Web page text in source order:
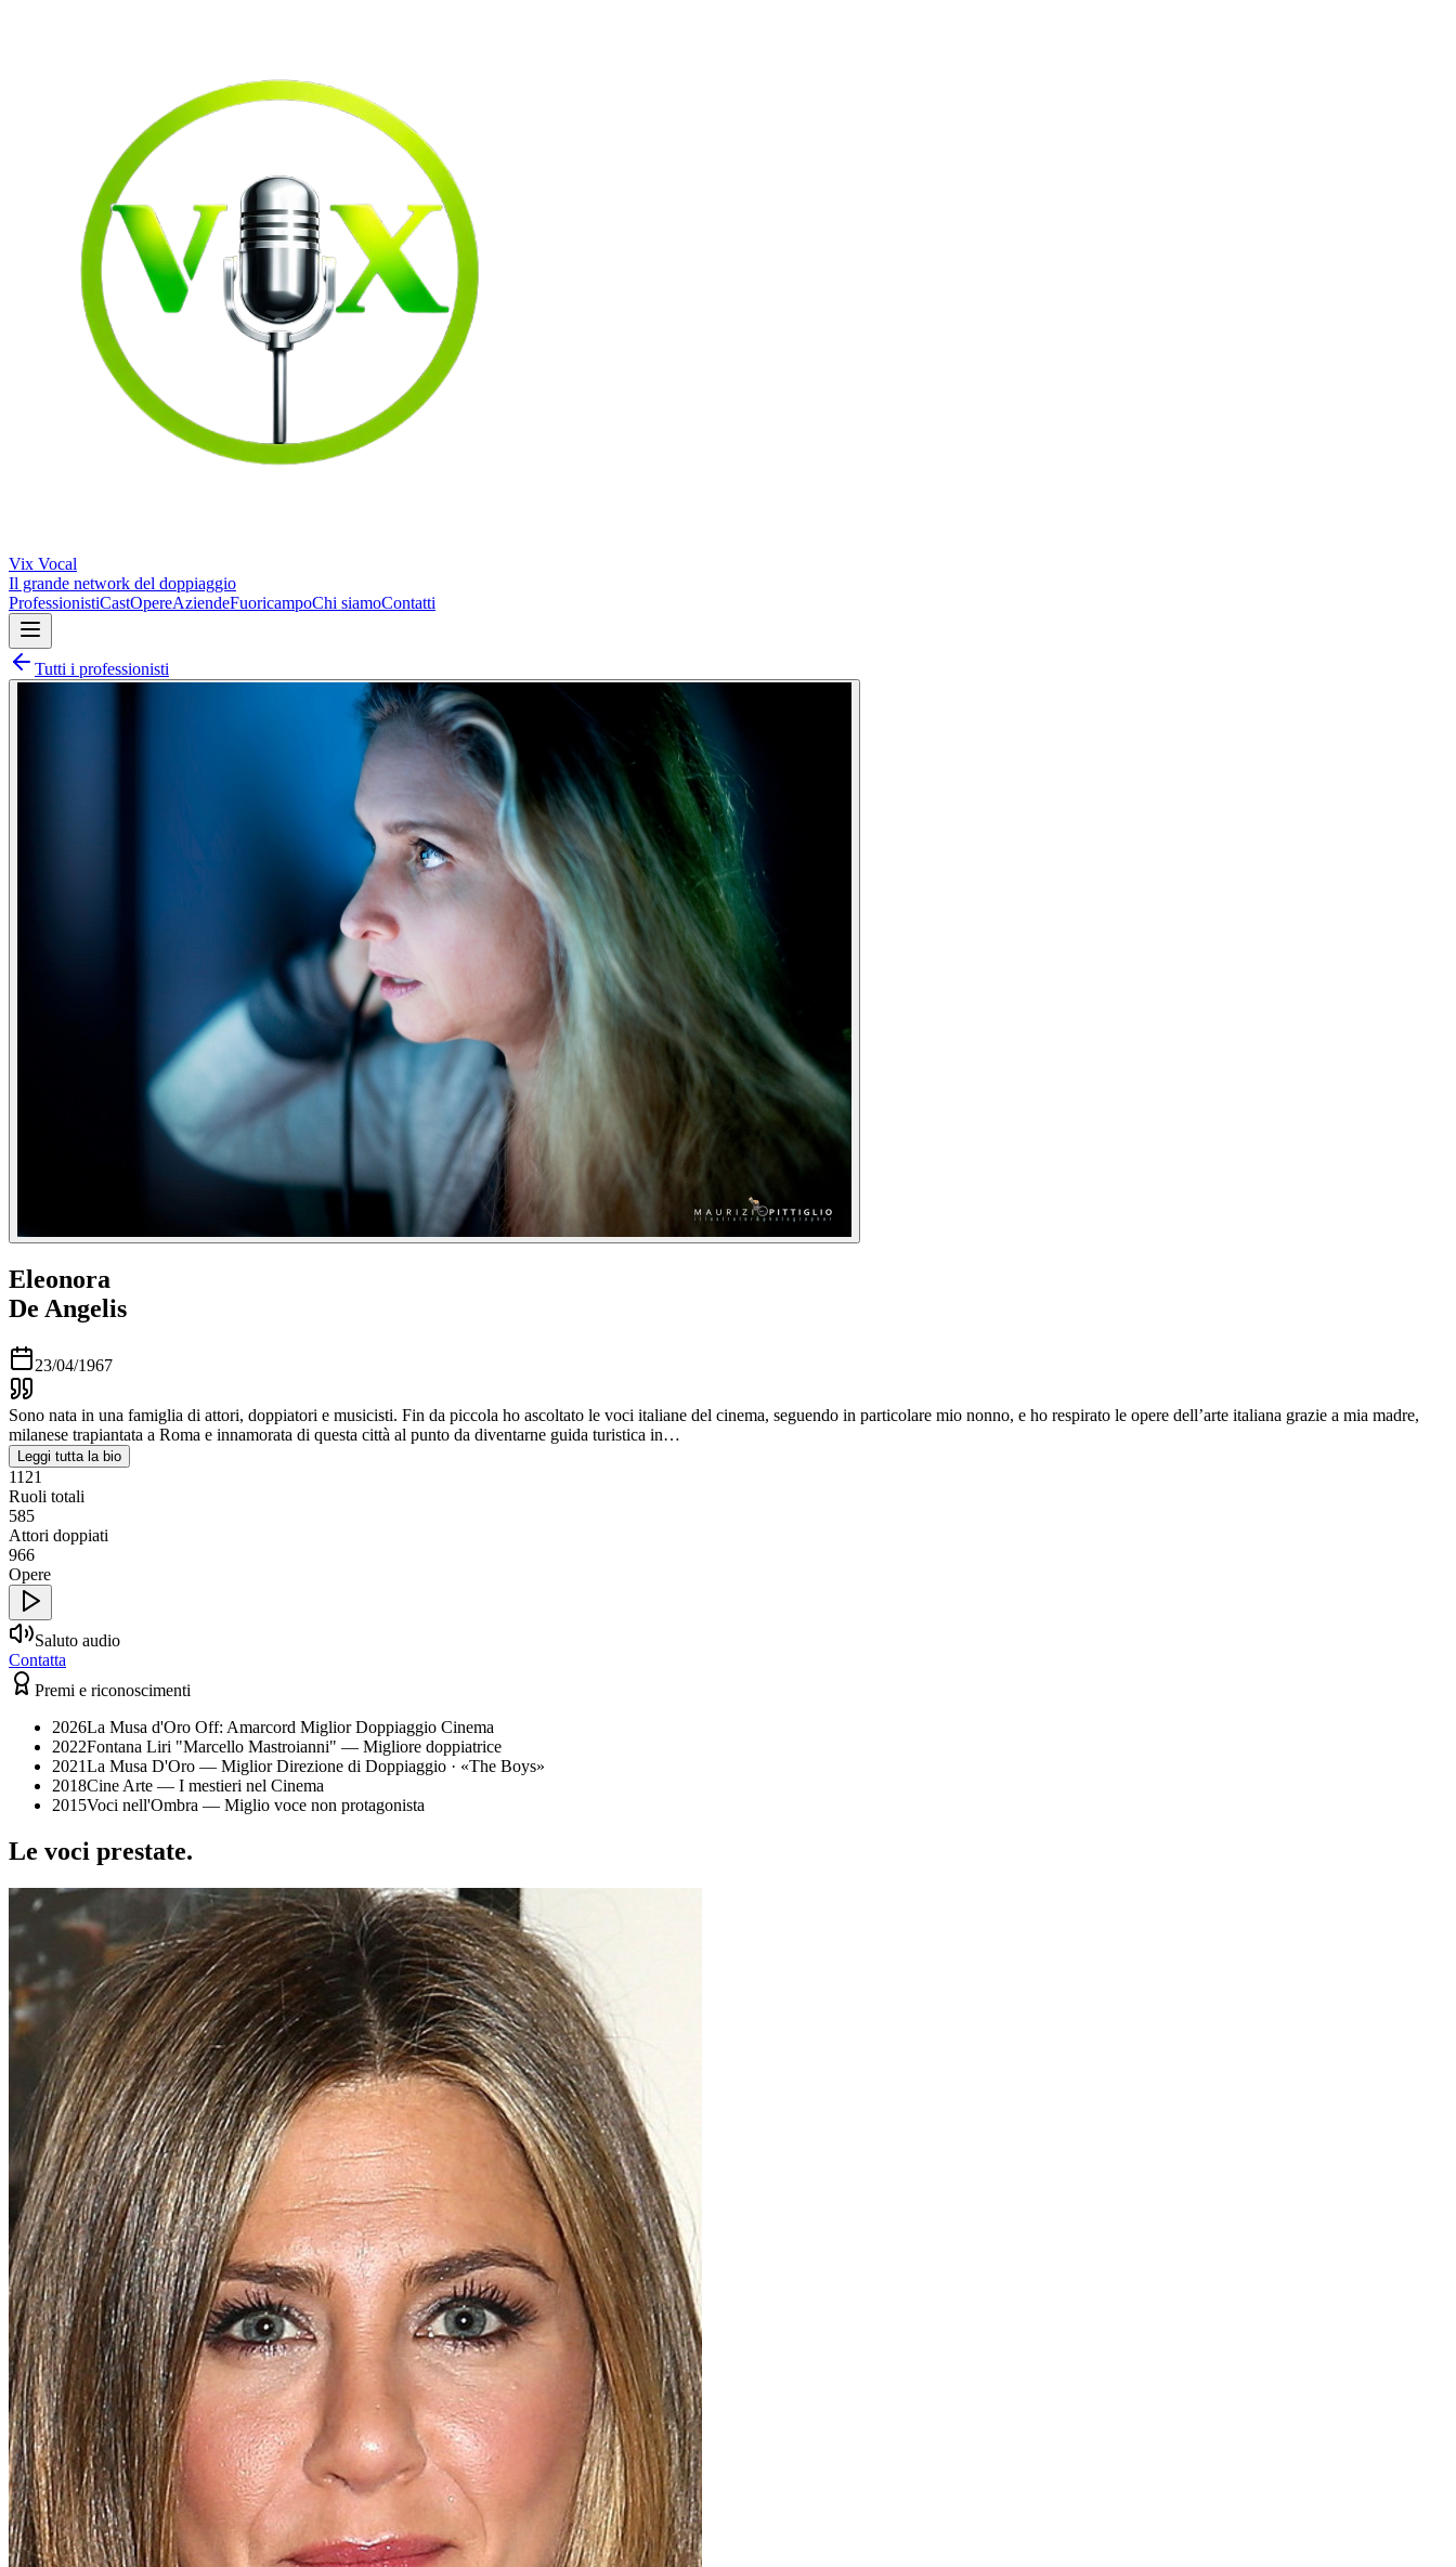
Vix Vocal
Il grande network del doppiaggio
ProfessionistiCastOpereAziendeFuoricampoChi siamoContatti
Tutti i professionisti
Eleonora
De Angelis
23/04/1967
Sono nata in una famiglia di attori, doppiatori e musicisti. Fin da piccola ho ascoltato le voci italiane del cinema, seguendo in particolare mio nonno, e ho respirato le opere dell’arte italiana grazie a mia madre,
milanese trapiantata a Roma e innamorata di questa città al punto da diventarne guida turistica in…
Leggi tutta la bio
1121
Ruoli totali
585
Attori doppiati
966
Opere
Saluto audio
Contatta
Premi e riconoscimenti
2026La Musa d'Oro Off: Amarcord Miglior Doppiaggio Cinema
2022Fontana Liri "Marcello Mastroianni" — Migliore doppiatrice
2021La Musa D'Oro — Miglior Direzione di Doppiaggio · «The Boys»
2018Cine Arte — I mestieri nel Cinema
2015Voci nell'Ombra — Miglio voce non protagonista
Le voci prestate.